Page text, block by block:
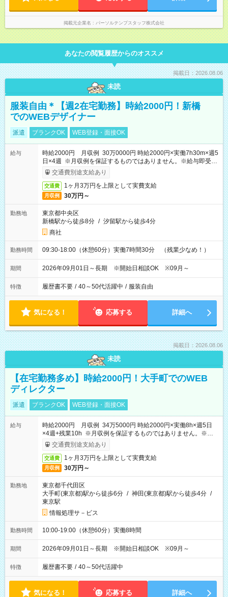
掲載元企業名 パーソルテンプスタッフ株式会社
あなたの閲覧履歴からのオススメ
掲載日：2026.08.06
未読
服装自由＊【週2在宅勤務】時給2000円！新橋
でのWEBデザイナー
派遣 ブランクOK WEB登録・面接OK
給与
時給2000円 月収例 30万0000円 時給2000円×実働7h30m×週5
日×4週 ※月収例を保証するものではありません。※給与即受取
りサービス利用可（利用条件有）
交通費別途支給あり
交通費 1ヶ月3万円を上限として実費支給
月収例 30万円～
勤務地
東京都中央区
新橋駅から徒歩8分 / 汐留駅から徒歩4分
商社
勤務時間 09:30-18:00（休憩60分）実働7時間30分 （残業少なめ！）
期間 2026年09月01日～長期 ※開始日相談OK ※09月～
特徴 履歴書不要 / 40～50代活躍中 / 服装自由
気になる！ 応募する 詳細へ
掲載日：2026.08.06
未読
【在宅勤務多め】時給2000円！大手町でのWEB
ディレクター
派遣 ブランクOK WEB登録・面接OK
給与
時給2000円 月収例 34万5000円 時給2000円×実働8h×週5日
×4週+残業10h ※月収例を保証するものではありません。※給与
即受取りサービス利用可（利用条件有）
交通費別途支給あり
交通費 1ヶ月3万円を上限として実費支給
月収例 30万円～
勤務地
東京都千代田区
大手町(東京都)駅から徒歩6分 / 神田(東京都)駅から徒歩4分 /
東京駅
情報処理サ－ビス
勤務時間 10:00-19:00（休憩60分）実働8時間
期間 2026年09月01日～長期 ※開始日相談OK ※09月～
特徴 履歴書不要 / 40～50代活躍中
気になる！ 応募する 詳細へ